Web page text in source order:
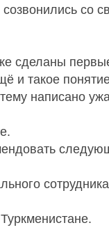
со
сделаны
и такое
написано